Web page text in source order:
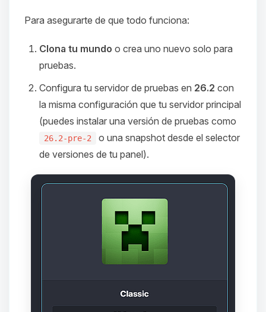
Para asegurarte de que todo funciona:
Clona tu mundo o crea uno nuevo solo para
pruebas.
Configura tu servidor de pruebas en 26.2 con
la misma configuración que tu servidor principal
(puedes instalar una versión de pruebas como
26.2-pre-2
o una snapshot desde el selector
de versiones de tu panel).
Yupi, por fin alguien con quien
hablar! Soy Choupy, tu pequeno
asistente de BoxToPlay. Cuentame
pequenos circuitos para ayudarte.
07/08/2026 10:22